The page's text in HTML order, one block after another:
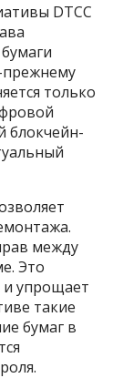
DTCC
только
блокчейн-
между
Это
и упрощает
такие
бумаг в